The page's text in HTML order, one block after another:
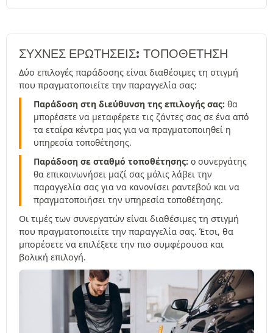
ΣΥΧΝΈΣ ΕΡΩΤΉΣΕΙΣ: ΤΟΠΟΘΕΤΗΣΗ
Δύο επιλογές παράδοσης είναι διαθέσιμες τη στιγμή
που πραγματοποιείτε την παραγγελία σας:
Παράδοση στη διεύθυνση της επιλογής σας: θα
μπορέσετε να μεταφέρετε τις ζάντες σας σε ένα από
τα εταίρα κέντρα μας για να πραγματοποιηθεί η
υπηρεσία τοποθέτησης.
Παράδοση σε σταθμό τοποθέτησης: ο συνεργάτης
θα επικοινωνήσει μαζί σας μόλις λάβει την
παραγγελία σας για να κανονίσει ραντεβού και να
πραγματοποιήσει την υπηρεσία τοποθέτησης.
Οι τιμές των συνεργατών είναι διαθέσιμες τη στιγμή
που πραγματοποιείτε την παραγγελία σας. Έτσι, θα
μπορέσετε να επιλέξετε την πιο συμφέρουσα και
βολική επιλογή.